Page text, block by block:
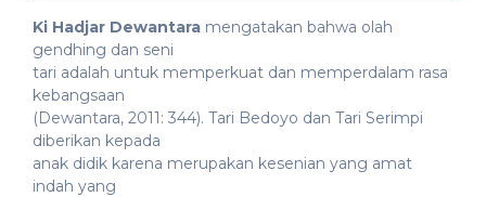
Ki Hadjar Dewantara mengatakan bahwa olah
gendhing dan seni
tari adalah untuk memperkuat dan memperdalam rasa
kebangsaan
(Dewantara, 2011: 344). Tari Bedoyo dan Tari Serimpi
diberikan kepada
anak didik karena merupakan kesenian yang amat
indah yang